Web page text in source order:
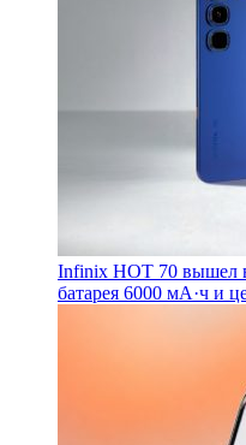
Infinix HOT 70 вышел
батарея 6000 мА·ч и